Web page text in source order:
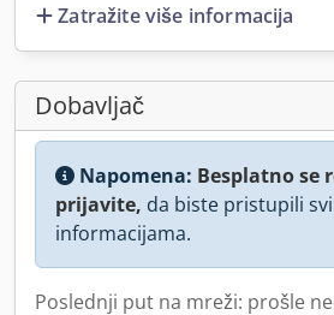
Zatražite više informacija
Dobavljač
Napomena: Besplatno se
prijavite, da biste pristupili
informacijama.
Poslednji put na mreži: prošle